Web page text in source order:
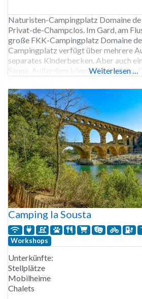
Naturisten-Campingplatz Domaine de
Privat-de-Champclos. Im Gard, am
große FKK-Campingplatz Domaine
Campingplatz verfügt über mehrere
separates Kinderbecken. Aber auch
Sauna. Außerdem können Sie im Fluss
seicht und daher auch
Weiterlesen …
Camping la Sousta
Workshops
Unterkünfte:
Stellplätze
Mobilheime
Chalets